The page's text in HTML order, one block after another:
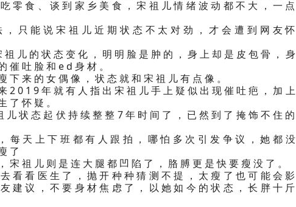
零食、谈到家乡美食，宋祖儿情绪波动都不大，一点
只能说宋祖儿近期状态不太对劲，才会遭到网友怀
儿的状态变化，明明脸是肿的，身上却是皮包骨，身
催吐脸和ed身材。
下来的女偶像，状态就和宋祖儿有点像。
2019年就有人指出宋祖儿手上疑似出现催吐疤，加上
了怀疑。
状态起伏持续整整7年时间了，已然到了掩饰不住的
每天上下班都有人跟拍，哪怕多次引发争议，她都没
了
宋祖儿则是连大腿都凹陷了，胳膊更是快要瘦没了。
看看医生了，抛开种种猜测不提，太瘦了也可能会影
建议，不要身材焦虑了，以她如今的状态，长胖十斤